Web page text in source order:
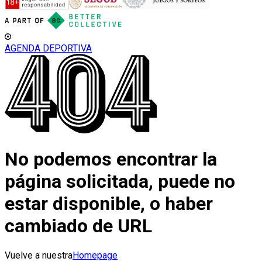
AGENDA DEPORTIVA
No podemos encontrar la
página solicitada, puede no
estar disponible, o haber
cambiado de URL
Vuelve a nuestraHomepage